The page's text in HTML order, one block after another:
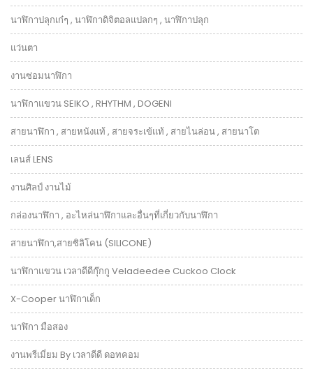
นาฬิกาปลุกเก๋ๆ , นาฬิกาดิจิตอลแปลกๆ , นาฬิกาปลุก
แว่นตา
งานซ่อมนาฬิกา
นาฬิกาแขวน SEIKO , RHYTHM , DOGENI
สายนาฬิกา , สายหนังแท้ , สายจระเข้แท้ , สายไนล่อน , สายนาโต
เลนส์ LENS
งานศิลป์ งานไม้
กล่องนาฬิกา , อะไหล่นาฬิกาและอื่นๆที่เกี่ยวกับนาฬิกา
สายนาฬิกา,สายซิลิโคน (SILICONE)
นาฬิกาแขวน เวลาดีดีกุ๊กกู Veladeedee Cuckoo Clock
X-Cooper นาฬิกาเด็ก
นาฬิกา มือสอง
งานพรีเมี่ยม By เวลาดีดี ดอทคอม